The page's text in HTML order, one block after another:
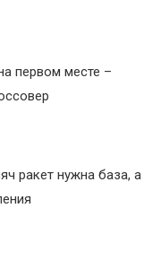
первом месте –
ракет нужна база, а